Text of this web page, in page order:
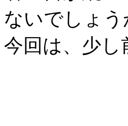
ないでしょう
今回は、少